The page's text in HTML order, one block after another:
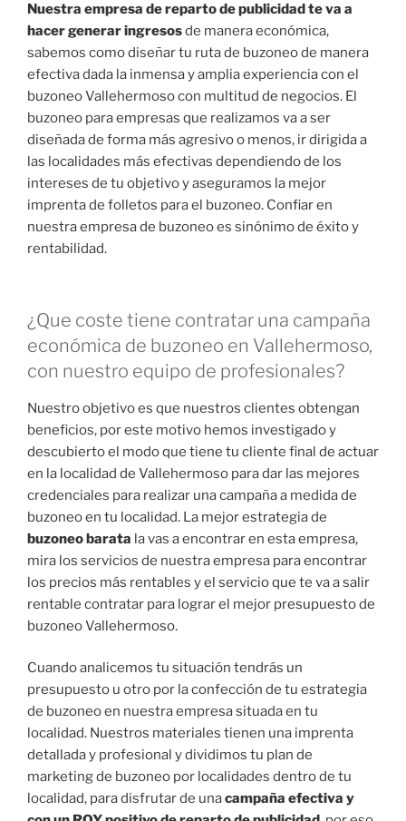
Nuestra empresa de reparto de publicidad te va a
hacer generar ingresosde manera económica,
sabemos como diseñar tu ruta de buzoneo de manera
efectiva dada la inmensa y amplia experiencia con el
buzoneo Vallehermoso con multitud de negocios. El
buzoneo para empresas que realizamos va a ser
diseñada de forma más agresivo o menos, ir dirigida a
las localidades más efectivas dependiendo de los
intereses de tu objetivo y aseguramos la mejor
imprenta de folletos para el buzoneo. Confiar en
nuestra empresa de buzoneo es sinónimo de éxito y
rentabilidad.
¿Que coste tiene contratar una campaña
económica de buzoneo en Vallehermoso,
con nuestro equipo de profesionales?
Nuestro objetivo es que nuestros clientes obtengan
beneficios, por este motivo hemos investigado y
descubierto el modo que tiene tu cliente final de actuar
en la localidad de Vallehermoso para dar las mejores
credenciales para realizar una campaña a medida de
buzoneo en tu localidad. La mejor estrategia de
buzoneo barata la vas a encontrar en esta empresa,
mira los servicios de nuestra empresa para encontrar
los precios más rentables y el servicio que te va a salir
rentable contratar para lograr el mejor presupuesto de
buzoneo Vallehermoso.
Cuando analicemos tu situación tendrás un
presupuesto u otro por la confección de tu estrategia
de buzoneo en nuestra empresa situada en tu
localidad. Nuestros materiales tienen una imprenta
detallada y profesional y dividimos tu plan de
marketing de buzoneo por localidades dentro de tu
localidad, para disfrutar de unacampaña efectiva y